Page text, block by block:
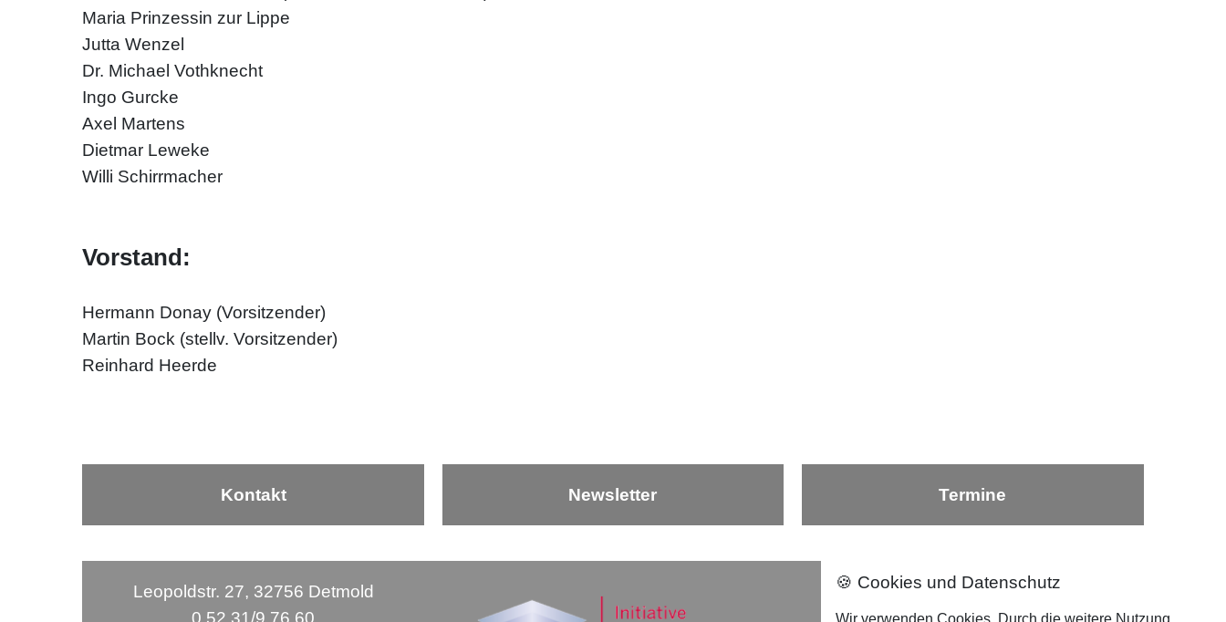
Maria Prinzessin zur Lippe
Jutta Wenzel
Dr. Michael Vothknecht
Ingo Gurcke
Axel Martens
Dietmar Leweke
Willi Schirrmacher
Vorstand:
Hermann Donay (Vorsitzender)
Martin Bock (stellv. Vorsitzender)
Reinhard Heerde
Kontakt Newsletter Termine
Leopoldstr. 27, 32756 Detmold
0 52 31/9 76 60
Nach oben ⇪
🍪 Cookies und Datenschutz